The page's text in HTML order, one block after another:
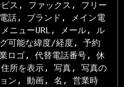
ス, ファックス, フリー
電話, ブランド, メイン電
ニューURL, メール, ル
可能な緯度/経度, 予約
ロゴ, 代替電話番号, 休
所を表示, 写真, 写真の
ョン, 動画, 名, 営業時